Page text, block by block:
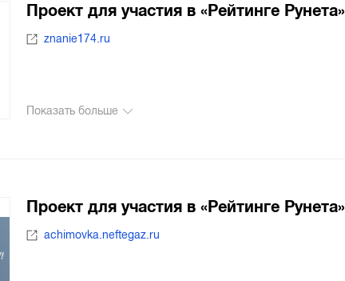
Проект для участия в «Рейтинге Рунета»
znanie174.ru
Показать больше
Проект для участия в «Рейтинге Рунета»
achimovka.neftegaz.ru